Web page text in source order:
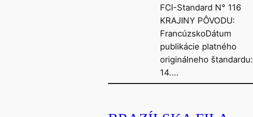
FCI-Standard N° 116
KRAJINY PÔVODU:
FrancúzskoDátum
publikácie platného
originálneho štandardu:
14.…